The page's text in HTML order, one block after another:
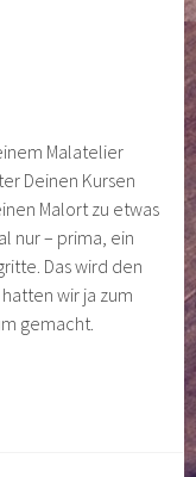
Malatelier
Deinen Kursen
Malort zu etwas
nur – prima, ein
Das wird den
wir ja zum
gemacht.